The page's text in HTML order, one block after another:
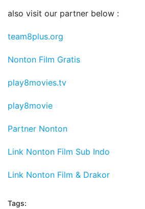
also visit our partner below :
team8plus.org
Nonton Film Gratis
play8movies.tv
play8movie
Partner Nonton
Link Nonton Film Sub Indo
Link Nonton Film & Drakor
Tags: